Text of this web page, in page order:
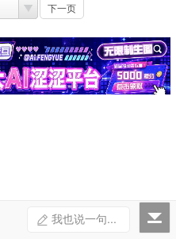
下一页
我也说一句...